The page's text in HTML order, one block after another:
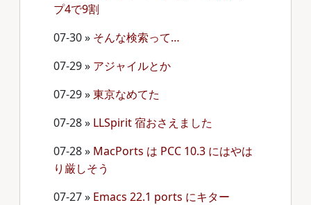
プ4で9割
07-30» そんな検索って…
07-29» アジャイルとか
07-29»東京なめてた
07-28» LLSpirit 宿おさえました
07-28» MacPorts は PCC 10.3 にはやは
り厳しそう
07-27» Emacs 22.1 ports にキター